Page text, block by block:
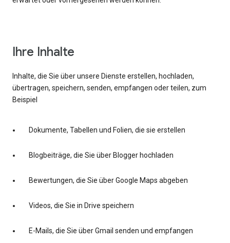
Ihre Inhalte
Inhalte, die Sie über unsere Dienste erstellen, hochladen,
übertragen, speichern, senden, empfangen oder teilen, zum
Beispiel
Dokumente, Tabellen und Folien, die sie erstellen
Blogbeiträge, die Sie über Blogger hochladen
Bewertungen, die Sie über Google Maps abgeben
Videos, die Sie in Drive speichern
E-Mails, die Sie über Gmail senden und empfangen